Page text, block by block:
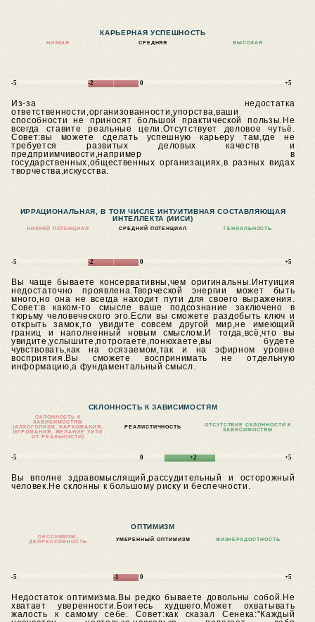
КАРЬЕРНАЯ УСПЕШНОСТЬ
НИЗКАЯ СРЕДНЯЯ ВЫСОКАЯ
-5 -2 0 +5
Из-за недостатка
ответственности,организованности,упорства,ваши
способности не приносят большой практической пользы.Не
всегда ставите реальные цели.Отсутствует деловое чутьё.
Совет:вы можете сделать успешную карьеру там,где не
требуется развитых деловых качеств и
предприимчивости,например в
государственных,общественных организациях,в разных видах
творчества,искусства.
ИРРАЦИОНАЛЬНАЯ, В ТОМ ЧИСЛЕ ИНТУИТИВНАЯ СОСТАВЛЯЮЩАЯ
ИНТЕЛЛЕКТА (ИИСИ)
НИЗКИЙ ПОТЕНЦИАЛ СРЕДНИЙ ПОТЕНЦИАЛ ГЕНИАЛЬНОСТЬ
-5 -2 0 +5
Вы чаще бываете консервативны,чем оригинальны.Интуиция
недостаточно проявлена.Творческой энергии может быть
много,но она не всегда находит пути для своего выражения.
Совет:в каком-то смысле ваше подсознание заключено в
тюрьму человеческого эго.Если вы сможете раздобыть ключ и
открыть замок,то увидите совсем другой мир,не имеющий
границ и наполненный новым смыслом.И тогда,всё,что вы
увидите,услышите,потрогаете,понюхаете,вы будете
чувствовать,как на осязаемом,так и на эфирном уровне
восприятия.Вы сможете воспринимать не отдельную
информацию,а фундаментальный смысл.
СКЛОННОСТЬ К ЗАВИСИМОСТЯМ
СКЛОННОСТЬ К
ЗАВИСИМОСТЯМ
(АЛКОГОЛИЗМ, НАРКОМАНИЯ,
ИГРОМАНИЯ, ЖЕЛАНИЕ УЙТИ
ОТ РЕАЛЬНОСТИ)
РЕАЛИСТИЧНОСТЬ
ОТСУТСТВИЕ СКЛОННОСТИ К
ЗАВИСИМОСТЯМ
-5 0 +2 +5
Вы вполне здравомыслящий,рассудительный и осторожный
человек.Не склонны к большому риску и беспечности.
ОПТИМИЗМ
ПЕССИМИЗМ,
ДЕПРЕССИВНОСТЬ
УМЕРЕННЫЙ ОПТИМИЗМ ЖИЗНЕРАДОСТНОСТЬ
-5 -1 0 +5
Недостаток оптимизма.Вы редко бываете довольны собой.Не
хватает уверенности.Боитесь худшего.Может охватывать
жалость к самому себе. Совет:как сказал Сенека:"Каждый